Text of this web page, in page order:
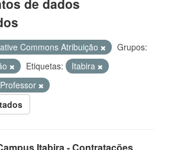
de dados
Commons Atribuição
Grupos:
Etiquetas:
Itabira
Professor